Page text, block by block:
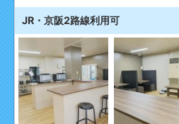
JR・京阪2路線利用可